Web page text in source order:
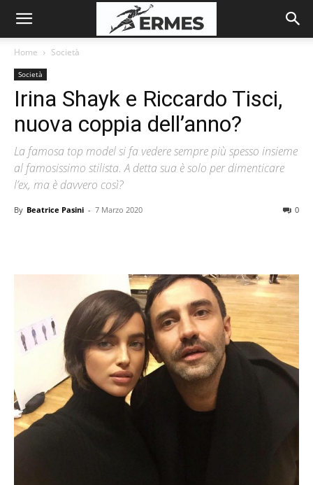
Home Società
Società
Irina Shayk e Riccardo Tisci,
nuova coppia dell’anno?
La famosa top model si fa vedere sempre più spesso insieme
al famosissimo stilista. A detta sua è solo per dimenticare
l’ex, ma è davvero così?
By Beatrice Pasini - 7 Marzo 2020 0